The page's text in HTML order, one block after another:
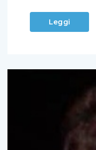
Leggi